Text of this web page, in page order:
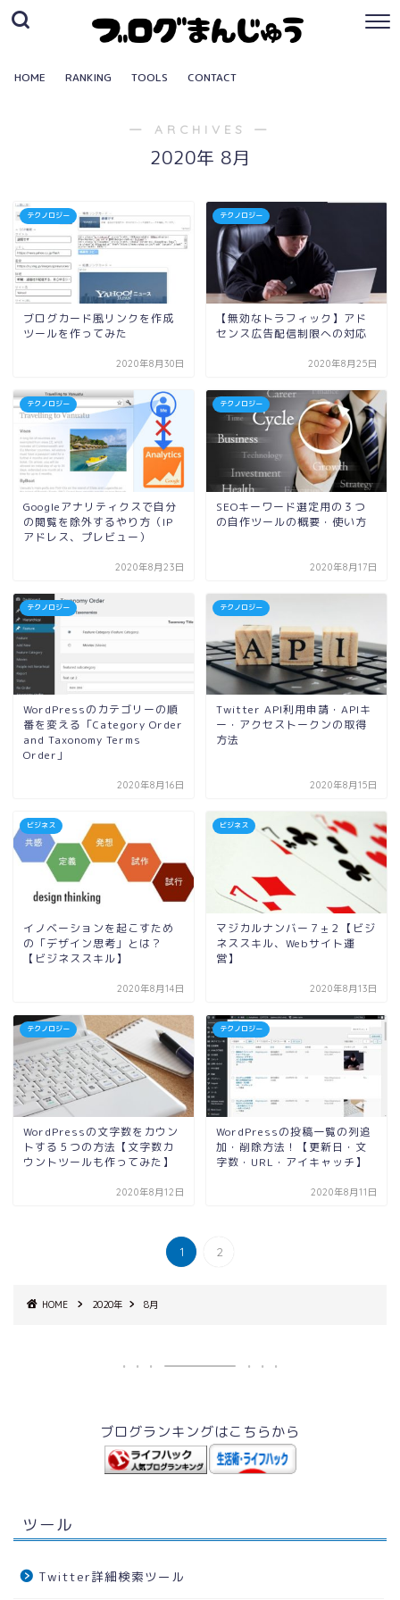
HOME RANKING TOOLS CONTACT
― ARCHIVES ―
2020年 8月
テクノロジー
ブログカード風リンクを作成
ツールを作ってみた
2020年8月30日
テクノロジー
【無効なトラフィック】アド
センス広告配信制限への対応
2020年8月25日
テクノロジー
Googleアナリティクスで自分
の閲覧を除外するやり方（IP
アドレス、プレビュー）
2020年8月23日
テクノロジー
SEOキーワード選定用の３つ
の自作ツールの概要・使い方
2020年8月17日
テクノロジー
WordPressのカテゴリーの順
番を変える「Category Order
and Taxonomy Terms
Order」
2020年8月16日
テクノロジー
Twitter API利用申請・APIキ
ー・アクセストークンの取得
方法
2020年8月15日
ビジネス
イノベーションを起こすため
の「デザイン思考」とは？
【ビジネススキル】
2020年8月14日
ビジネス
マジカルナンバー７±２【ビジ
ネススキル、Webサイト運
営】
2020年8月13日
テクノロジー
WordPressの文字数をカウン
トする５つの方法【文字数カ
ウントツールも作ってみた】
2020年8月12日
テクノロジー
WordPressの投稿一覧の列追
加・削除方法！【更新日・文
字数・URL・アイキャッチ】
2020年8月11日
1 2
HOME 2020年 8月
ブログランキングはこちらから
ツール
Twitter詳細検索ツール